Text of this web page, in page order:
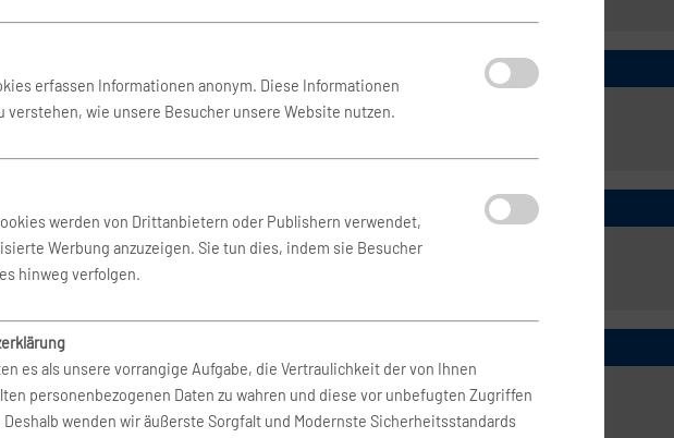
erfassen Informationen anonym. Diese Informationen
verstehen, wie unsere Besucher unsere Website nutzen.
werden von Drittanbietern oder Publishern verwendet,
Werbung anzuzeigen. Sie tun dies, indem sie Besucher
hinweg verfolgen.
es als unsere vorrangige Aufgabe, die Vertraulichkeit der von Ihnen
personenbezogenen Daten zu wahren und diese vor unbefugten Zugriffen
Deshalb wenden wir äußerste Sorgfalt und Modernste Sicherheitsstandards